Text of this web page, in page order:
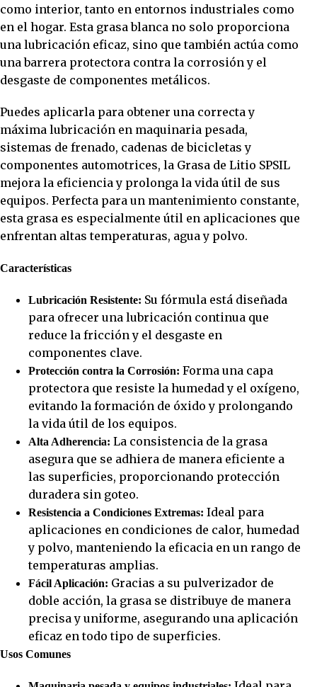
como interior, tanto en entornos industriales como
en el hogar. Esta grasa blanca no solo proporciona
una lubricación eficaz, sino que también actúa como
una barrera protectora contra la corrosión y el
desgaste de componentes metálicos.
Puedes aplicarla para obtener una correcta y
máxima lubricación en maquinaria pesada,
sistemas de frenado, cadenas de bicicletas y
componentes automotrices, la Grasa de Litio SPSIL
mejora la eficiencia y prolonga la vida útil de sus
equipos. Perfecta para un mantenimiento constante,
esta grasa es especialmente útil en aplicaciones que
enfrentan altas temperaturas, agua y polvo.
Características
Lubricación Resistente: Su fórmula está diseñada
para ofrecer una lubricación continua que
reduce la fricción y el desgaste en
componentes clave.
Protección contra la Corrosión: Forma una capa
protectora que resiste la humedad y el oxígeno,
evitando la formación de óxido y prolongando
la vida útil de los equipos.
Alta Adherencia: La consistencia de la grasa
asegura que se adhiera de manera eficiente a
las superficies, proporcionando protección
duradera sin goteo.
Resistencia a Condiciones Extremas: Ideal para
aplicaciones en condiciones de calor, humedad
y polvo, manteniendo la eficacia en un rango de
temperaturas amplias.
Fácil Aplicación: Gracias a su pulverizador de
doble acción, la grasa se distribuye de manera
precisa y uniforme, asegurando una aplicación
eficaz en todo tipo de superficies.
Usos Comunes